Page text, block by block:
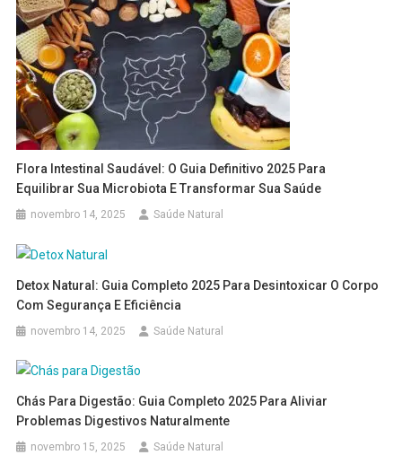
Flora Intestinal Saudável: O Guia Definitivo 2025 Para
Equilibrar Sua Microbiota E Transformar Sua Saúde
novembro 14, 2025 Saúde Natural
Detox Natural: Guia Completo 2025 Para Desintoxicar O Corpo
Com Segurança E Eficiência
novembro 14, 2025 Saúde Natural
Chás Para Digestão: Guia Completo 2025 Para Aliviar
Problemas Digestivos Naturalmente
novembro 15, 2025 Saúde Natural